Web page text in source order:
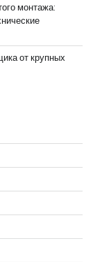
монтажа:
от крупных